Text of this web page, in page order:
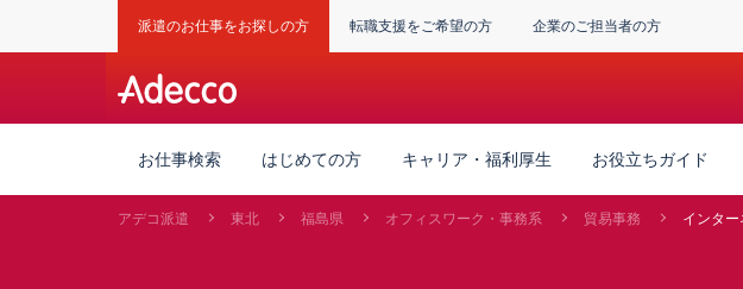
派遣のお仕事をお探しの方 転職支援をご希望の方 企業のご担当者の方
お仕事検索 はじめての方 キャリア・福利厚生 お役立ちガイド
アデコ派遣 東北 福島県 オフィスワーク・事務系 貿易事務 インタ